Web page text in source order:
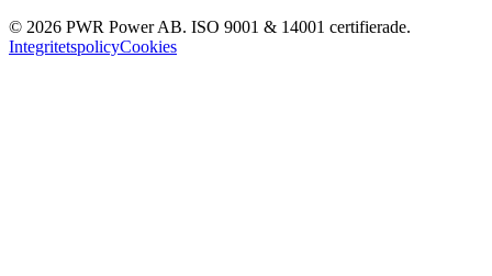
© 2026 PWR Power AB. ISO 9001 & 14001 certifierade.
IntegritetspolicyCookies